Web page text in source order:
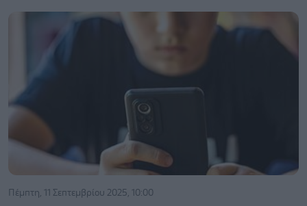
Πέμπτη, 11 Σεπτεμβρίου 2025, 10:00